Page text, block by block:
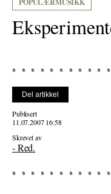
POPULÆRMUSIKK
Del artikkel
Publisert
11.07.2007 16:58
Skrevet av
- Red.